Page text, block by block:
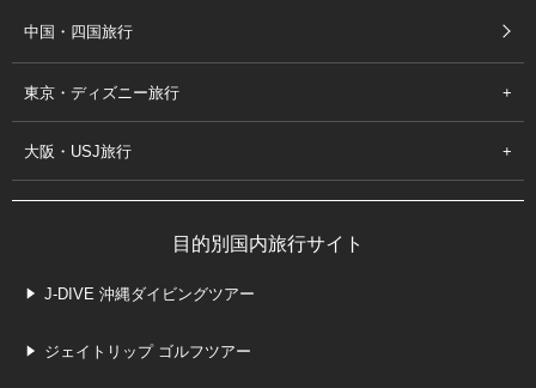
中国・四国旅行
東京・ディズニー旅行
大阪・USJ旅行
目的別国内旅行サイト
J-DIVE 沖縄ダイビングツアー
ジェイトリップ ゴルフツアー